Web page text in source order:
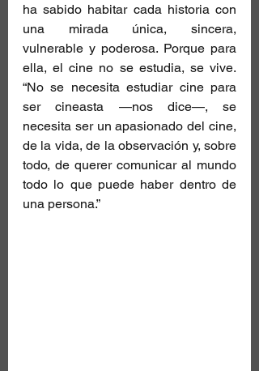
ha sabido habitar cada historia con
una mirada única, sincera,
vulnerable y poderosa. Porque para
ella, el cine no se estudia, se vive.
“No se necesita estudiar cine para
ser cineasta —nos dice—, se
necesita ser un apasionado del cine,
de la vida, de la observación y, sobre
todo, de querer comunicar al mundo
todo lo que puede haber dentro de
una persona.”